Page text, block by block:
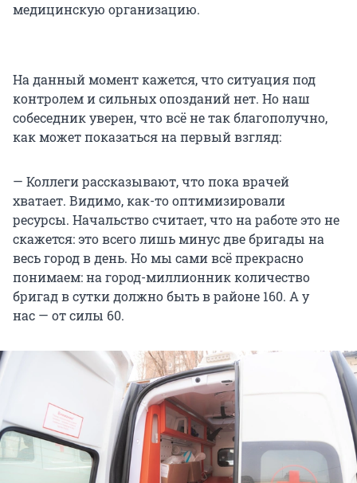
медицинскую организацию.
На данный момент кажется, что ситуация под
контролем и сильных опозданий нет. Но наш
собеседник уверен, что всё не так благополучно,
как может показаться на первый взгляд:
— Коллеги рассказывают, что пока врачей
хватает. Видимо, как-то оптимизировали
ресурсы. Начальство считает, что на работе это не
скажется: это всего лишь минус две бригады на
весь город в день. Но мы сами всё прекрасно
понимаем: на город-миллионник количество
бригад в сутки должно быть в районе 160. А у
нас — от силы 60.